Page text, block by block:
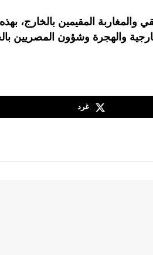
والمغاربة المقيمين بالخارج،
والهجرة وشؤون المصريين
غرد